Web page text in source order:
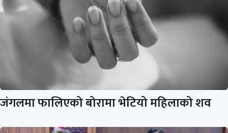
जंगलमा फालिएको बोरामा भेटियो महिलाको शव